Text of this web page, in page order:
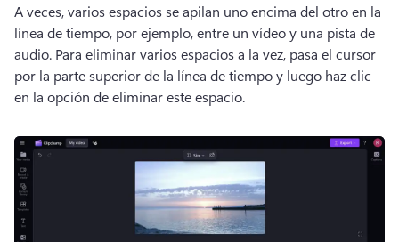
A veces, varios espacios se apilan uno encima del otro en la
línea de tiempo, por ejemplo, entre un vídeo y una pista de
audio. Para eliminar varios espacios a la vez, pasa el cursor
por la parte superior de la línea de tiempo y luego haz clic
en la opción de eliminar este espacio.